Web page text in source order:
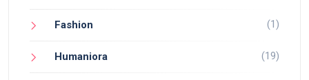
Fashion (1)
Humaniora (19)